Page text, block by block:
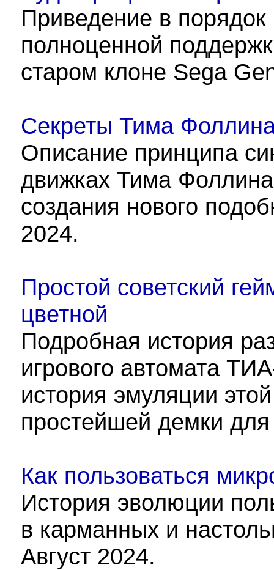
Приведение в
полноценной
старом клоне Sega
Секреты Тима
Описание принципа
движках Тима
создания нового
2024.
Простой советский
цветной
Подробная история
игрового автомата
история эмуляции
простейшей демки
Как пользоваться
История эволюции
в карманных и
Август 2024.